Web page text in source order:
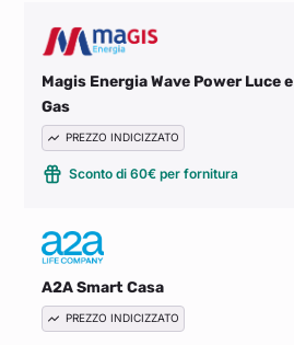
Magis Energia Wave Power Luce e
Gas
PREZZO INDICIZZATO
Sconto di 60€ per fornitura
A2A Smart Casa
PREZZO INDICIZZATO